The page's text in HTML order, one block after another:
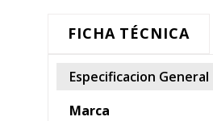
FICHA TÉCNICA
Especificacion General
Marca